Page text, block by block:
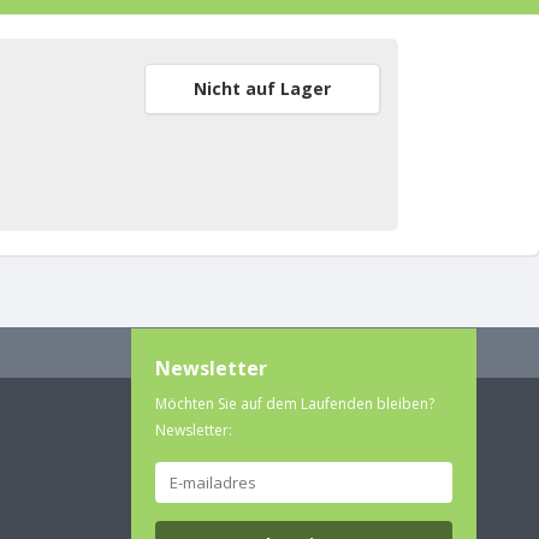
Nicht auf Lager
Newsletter
Möchten Sie auf dem Laufenden bleiben?
Newsletter: